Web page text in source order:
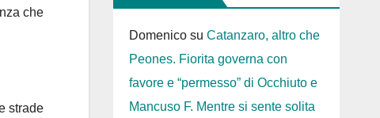
che
strade
Domenicosu Catanzaro, altro che
Peones. Fiorita governa con
favore e “permesso” di Occhiuto e
Mancuso F. Mentre si sente solita